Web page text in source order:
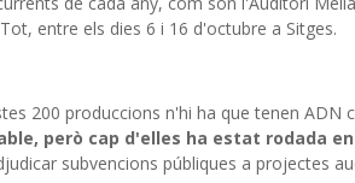
entre els dies 6 i 16 d'octubre a Sitges.
200 produccions n'hi ha que tenen ADN
però cap d'elles ha estat rodada
subvencions públiques a projectes